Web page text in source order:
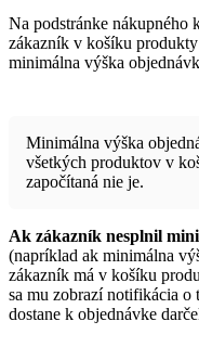
Na podstránke nákupného
zákazník v košíku
minimálna výška
Minimálna výška
všetkých produktov v
započítaná nie je.
Ak zákazník nesplnil
(napríklad ak minimálna
zákazník má v košíku
sa mu zobrazí notifikácia o
dostane k objednávke